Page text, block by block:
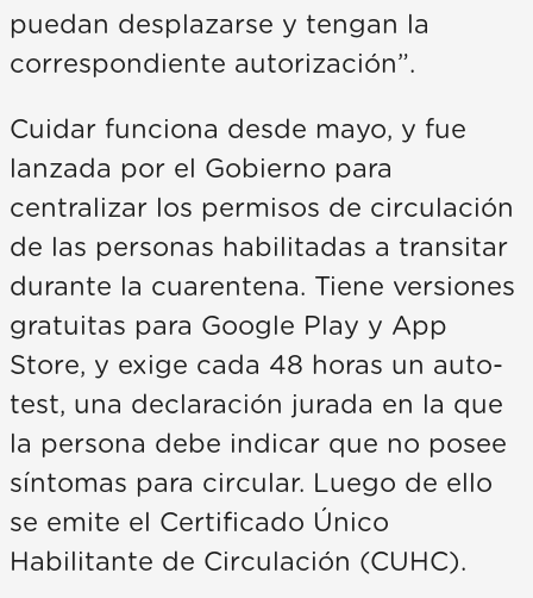
puedan desplazarse y tengan la
correspondiente autorización”.
Cuidar funciona desde mayo, y fue
lanzada por el Gobierno para
centralizar los permisos de circulación
de las personas habilitadas a transitar
durante la cuarentena. Tiene versiones
gratuitas para Google Play y App
Store, y exige cada 48 horas un auto-
test, una declaración jurada en la que
la persona debe indicar que no posee
síntomas para circular. Luego de ello
se emite el Certificado Único
Habilitante de Circulación (CUHC).